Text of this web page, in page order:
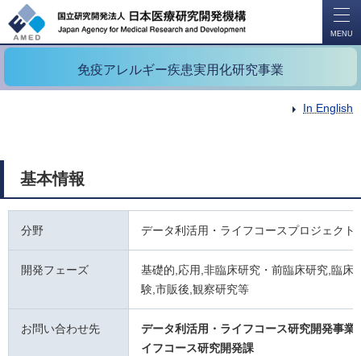
MENU
免疫アレルギー疾患実用化研究事業
In English
基本情報
分野 データ利活用・ライフコースプロジェクト
開発フェーズ
基礎的,応用,非臨床研究・前臨床研究,臨床
験,市販後,観察研究等
お問い合わせ先
データ利活用・ライフコース研究開発事
イフコース研究開発課